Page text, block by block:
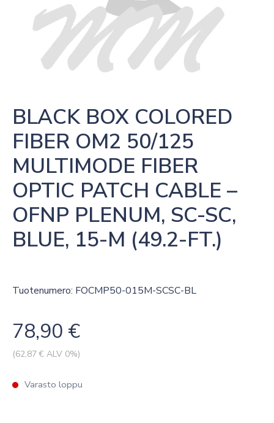
BLACK BOX COLORED
FIBER OM2 50/125
MULTIMODE FIBER
OPTIC PATCH CABLE –
OFNP PLENUM, SC-SC,
BLUE, 15-M (49.2-FT.)
Tuotenumero: FOCMP50-015M-SCSC-BL
78,90 €
(62,87€ ALV 0%)
Varasto loppu